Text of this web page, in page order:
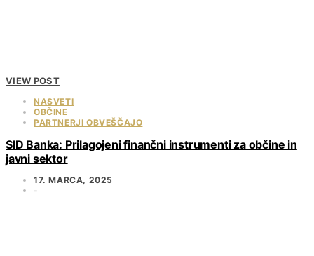
VIEW POST
NASVETI
OBČINE
PARTNERJI OBVEŠČAJO
SID Banka: Prilagojeni finančni instrumenti za občine in
javni sektor
17. MARCA, 2025